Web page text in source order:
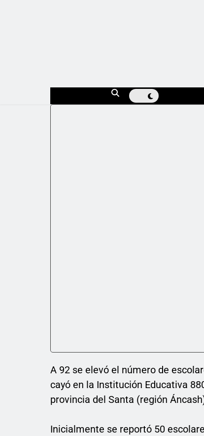
A 92 se elevó el número de
cayó en la Institución Educativa
provincia del Santa (región
Inicialmente se reportó 50